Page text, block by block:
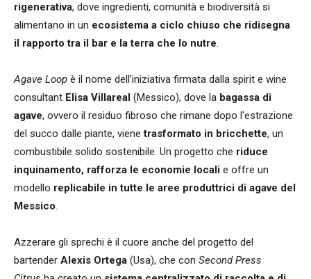
rigenerativa, dove ingredienti, comunità e biodiversità si
alimentano in un ecosistema a ciclo chiuso che ridisegna
il rapporto tra il bar e la terra che lo nutre.
Agave Loop è il nome dell’iniziativa firmata dalla spirit e wine
consultant Elisa Villareal (Messico), dove la bagassa di
agave, ovvero il residuo fibroso che rimane dopo l'estrazione
del succo dalle piante, vienetrasformato in bricchette, un
combustibile solido sostenibile. Un progetto che riduce
inquinamento, rafforza le economie locali e offre un
modello replicabile in tutte le aree produttrici di agave del
Messico.
Azzerare gli sprechi è il cuore anche del progetto del
bartender Alexis Ortega (Usa), che con Second Press